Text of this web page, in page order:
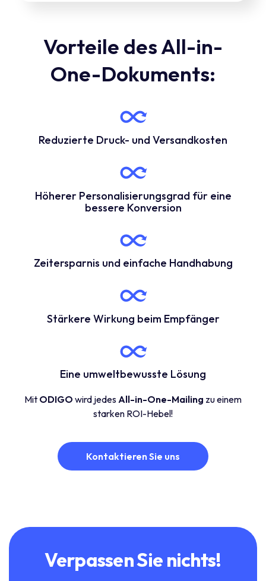
Vorteile des All-in-
One-Dokuments:
Reduzierte Druck- und Versandkosten
Höherer Personalisierungsgrad für eine
bessere Konversion
Zeitersparnis und einfache Handhabung
Stärkere Wirkung beim Empfänger
Eine umweltbewusste Lösung
Mit ODIGO wird jedesAll-in-One-Mailing zu einem
starken ROI-Hebel!
Kontaktieren Sie uns
Verpassen Sie nichts!